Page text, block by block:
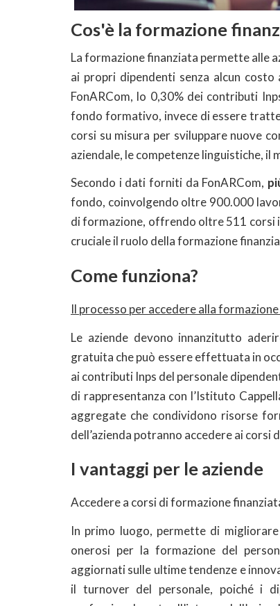
Cos'è la formazione
La formazione finanziata permette alle
ai propri dipendenti senza alcun
FonARCom, lo 0,30% dei contributi
fondo formativo, invece di essere
corsi su misura per sviluppare nuove
aziendale, le competenze linguistiche,
Secondo i dati forniti da FonARCom,
fondo, coinvolgendo oltre 900.000
di formazione, offrendo oltre 511 corsi
cruciale il ruolo della formazione
Come funziona?
Il processo per accedere alla
Le aziende devono innanzitutto
gratuita che può essere effettuata in
ai contributi Inps del personale
di rappresentanza con l’Istituto
aggregate che condividono risorse
dell’azienda potranno accedere ai
I vantaggi per le aziende
Accedere a corsi di formazione
In primo luogo, permette di
onerosi per la formazione del
aggiornati sulle ultime tendenze e
il turnover del personale, poiché i